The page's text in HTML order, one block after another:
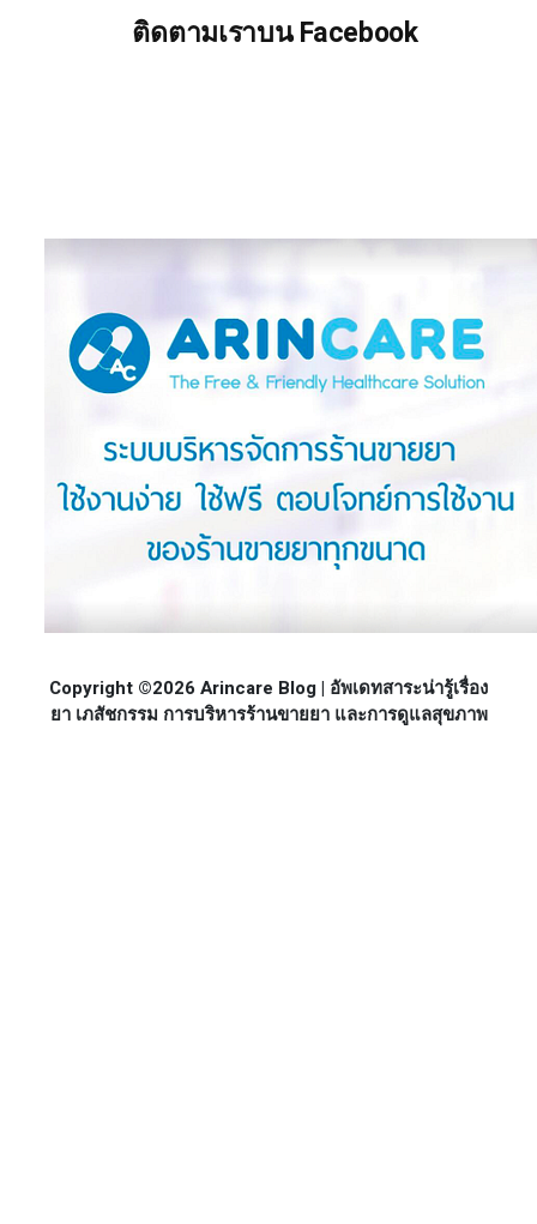
ติดตามเราบน Facebook
Copyright ©2026 Arincare Blog | อัพเดทสาระน่ารู้เรื่อง
ยา เภสัชกรรม การบริหารร้านขายยา และการดูแลสุขภาพ